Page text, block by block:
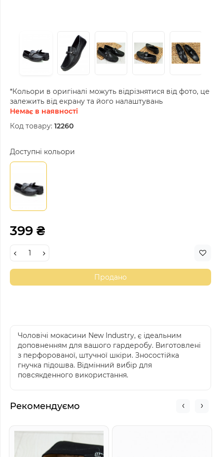
*Кольори в оригіналі можуть відрізнятися від фото, це
залежить від екрану та його налаштувань
Немає в наявності
Код товару: 12260
Доступні кольори
399 ₴
Продано
Чоловічі мокасини New Industry, є ідеальним
доповненням для вашого гардеробу. Виготовлені
з перфорованої, штучної шкіри. Зносостійка
гнучка підошва. Відмінний вибір для
повсякденного використання.
Рекомендуємо